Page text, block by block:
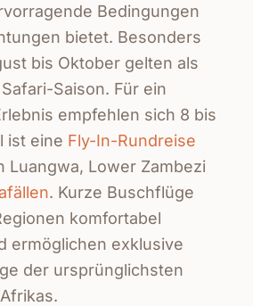
Bedingungen
bietet. Besonders
bis Oktober gelten als
Saison. Für ein
empfehlen sich 8 bis
ist eine Fly-In-Rundreise
Luangwa, Lower Zambezi
. Kurze Buschflüge
komfortabel
ermöglichen exklusive
der ursprünglichsten